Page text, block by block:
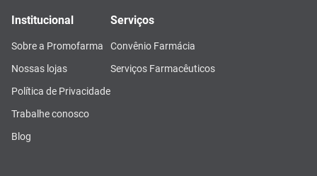
Institucional
Sobre a Promofarma
Nossas lojas
Política de Privacidade
Trabalhe conosco
Blog
Serviços
Convênio Farmácia
Serviços Farmacêuticos